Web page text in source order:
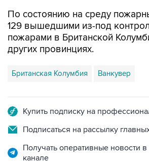
По состоянию на среду
129 вышедшими из-под
пожарами в Британской
других провинциях.
Британская Колумбия Ванкувер
Купить подписку на
Подписаться на рассылку
Получать оперативные новости
канале